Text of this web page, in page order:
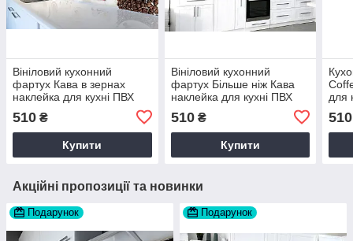
Вініловий кухонний
фартух Кава в зернах
наклейка для кухні ПВХ
Happy Pocket Z181764
510 ₴
Купити
Вініловий кухонний
фартух Більше ніж Кава
наклейка для кухні ПВХ
Happy Pocket Z181862
510₴
Купити
для
510
Акційні пропозиції та новинки
Подарунок Подарунок